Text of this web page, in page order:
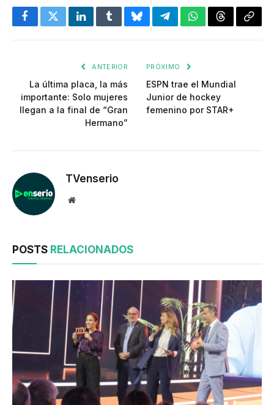
FacebookTwitterLinkedInTumblrBlueskyTelegramWhatsApp
Threads
ANTERIOR
La última placa, la más
importante: Solo mujeres
llegan a la final de “Gran
Hermano”
PRÓXIMO
ESPN trae el Mundial
Junior de hockey
femenino por STAR+
TVenserio
Website
POSTS RELACIONADOS